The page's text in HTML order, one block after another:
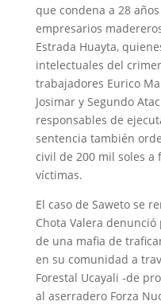
que condena a 28
empresarios
Estrada Huayta,
intelectuales del
trabajadores Eurico
Josimar y Segundo
responsables de
sentencia también
civil de 200 mil soles a
víctimas.
El caso de Saweto se
Chota Valera
de una mafia de
en su comunidad a
Forestal Ucayali -de
al aserradero Forza